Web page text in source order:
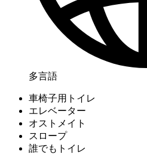
多言語
車椅子用トイレ
エレベーター
オストメイト
スロープ
誰でもトイレ